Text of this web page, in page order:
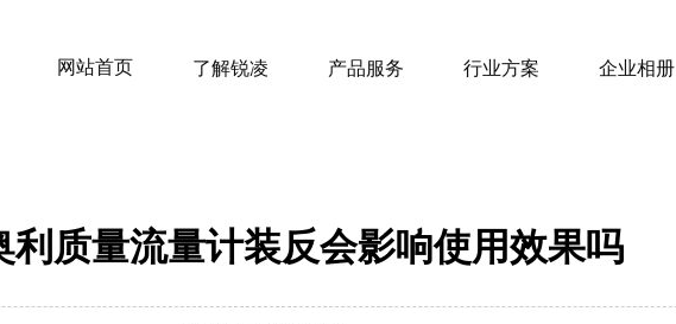
网站首页 了解锐凌 产品服务 行业方案 企业相册
利质量流量计装反会影响使用效果吗